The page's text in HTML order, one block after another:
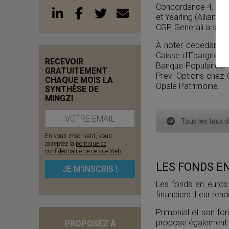
Concordance 4.
et Yearling
CGP. Generali a
À noter cepedant
Caisse d’Epargne
Banque
Previ-Options chez
Opale Patrimoine.
Tous les taux
LES FONDS
Les fonds en
financiers. Leur
Primonial et son
propose également
RECEVOIR
GRATUITEMENT
CHAQUE MOIS LA
SYNTHÈSE DE
MINGZI
En vous inscrivant, vous
acceptez la politique de
confidentialité de ce site Web.
PROPOSEZ À